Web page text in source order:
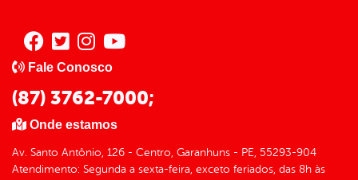
Fale Conosco
(87) 3762-7000;
Onde estamos
Av. Santo Antônio, 126 - Centro, Garanhuns - PE, 55293-904
Atendimento: Segunda a sexta-feira, exceto feriados, das 8h às